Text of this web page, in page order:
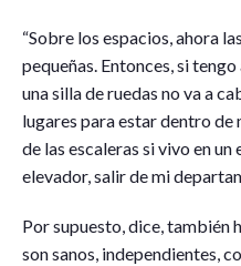
“Sobre los espacios, ahora
pequeñas. Entonces, si
una silla de ruedas no va a
lugares para estar dentro
de las escaleras si vivo en
elevador, salir de mi
Por supuesto, dice, también
son sanos, independientes,